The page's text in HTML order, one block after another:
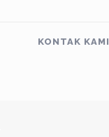
KONTAK KAMI